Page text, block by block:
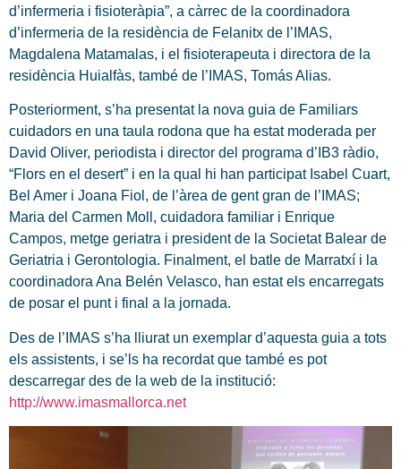
d’infermeria i fisioteràpia”, a càrrec de la coordinadora
d’infermeria de la residència de Felanitx de l’IMAS,
Magdalena Matamalas, i el fisioterapeuta i directora de la
residència Huialfàs, també de l’IMAS, Tomás Alias.
Posteriorment, s’ha presentat la nova guia de Familiars
cuidadors en una taula rodona que ha estat moderada per
David Oliver, periodista i director del programa d’IB3 ràdio,
“Flors en el desert” i en la qual hi han participat Isabel Cuart,
Bel Amer i Joana Fiol, de l’àrea de gent gran de l’IMAS;
Maria del Carmen Moll, cuidadora familiar i Enrique
Campos, metge geriatra i president de la Societat Balear de
Geriatria i Gerontologia. Finalment, el batle de Marratxí i la
coordinadora Ana Belén Velasco, han estat els encarregats
de posar el punt i final a la jornada.
Des de l’IMAS s’ha lliurat un exemplar d’aquesta guia a tots
els assistents, i se’ls ha recordat que també es pot
descarregar des de la web de la institució:
http://www.imasmallorca.net